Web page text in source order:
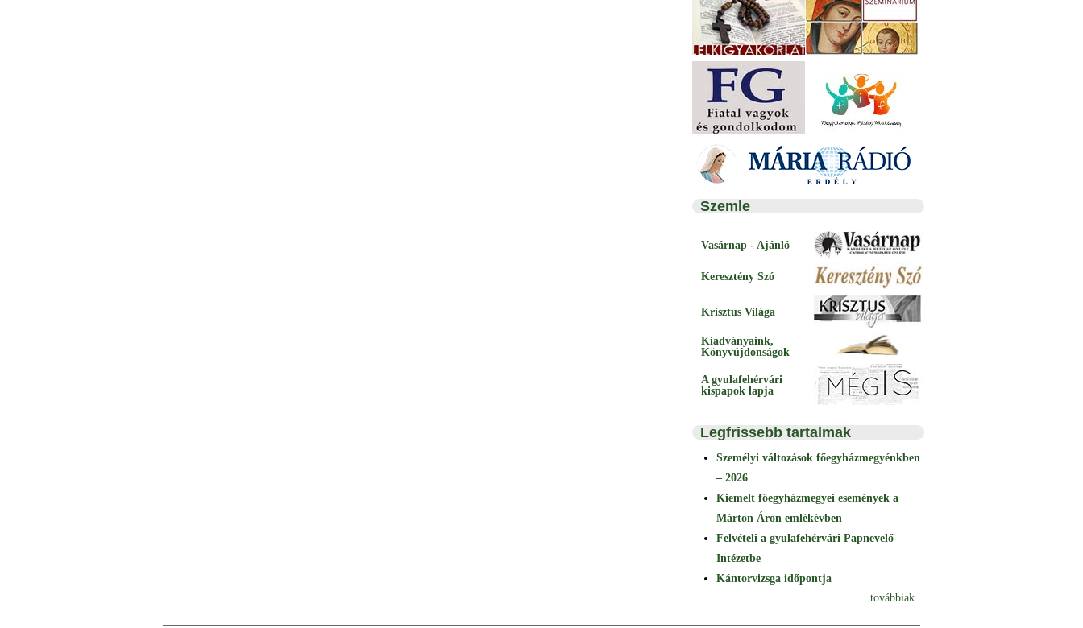
Szemle
Vasárnap - Ajánló
Keresztény Szó
Krisztus Világa
Kiadványaink,
Könyvújdonságok
A gyulafehérvári
kispapok lapja
Legfrissebb tartalmak
Személyi változások főegyházmegyénkben
– 2026
Kiemelt főegyházmegyei események a
Márton Áron emlékévben
Felvételi a gyulafehérvári Papnevelő
Intézetbe
Kántorvizsga időpontja
továbbiak...